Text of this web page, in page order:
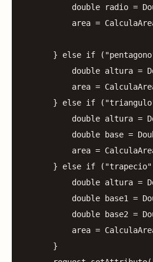
double
radio =
area =
} else if (
double altura =
area =
}
else if (
double altura =
double
base =
area =
}
else if ( "trapecio"
double altura =
double
base1 =
double
base2 =
area =
}